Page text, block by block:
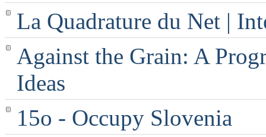
La Quadrature du Net |
Against the Grain: A
Ideas
15o - Occupy Slovenia